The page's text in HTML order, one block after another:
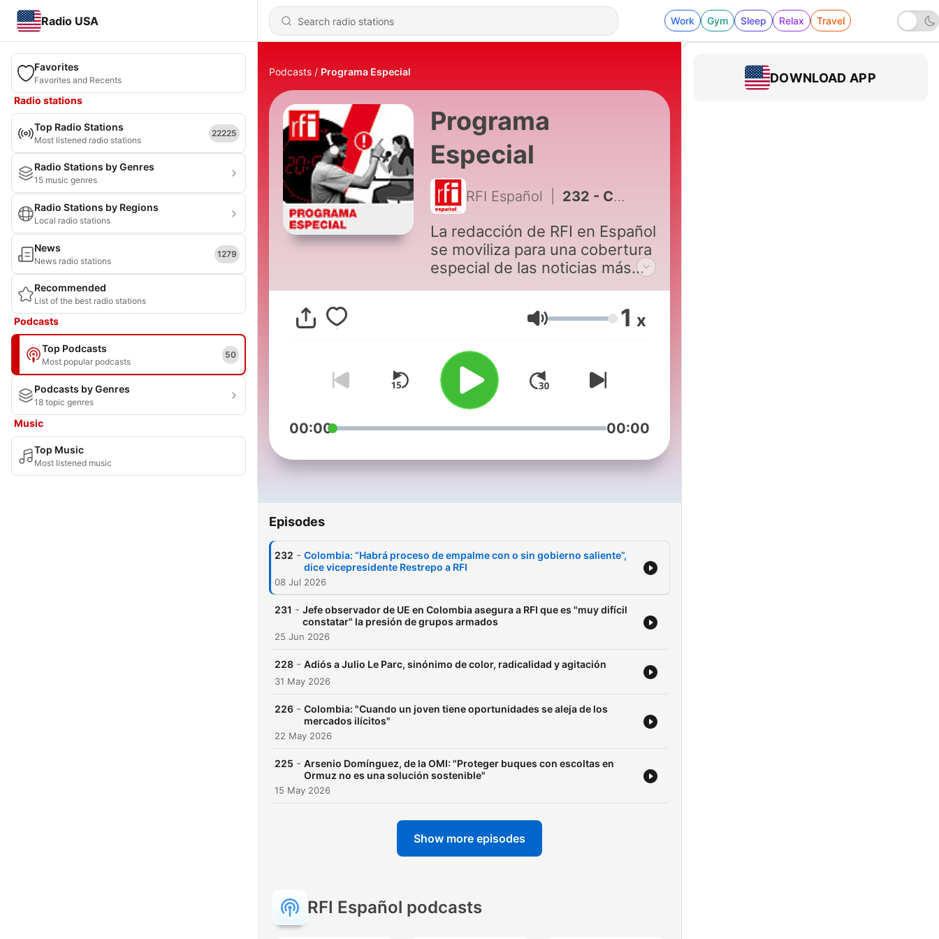
Radio USA Work Gym Sleep Relax Travel
Favorites
Favorites and Recents
Radio stations
Top Radio Stations
Most listened radio stations
22225
Radio Stations by Genres
15 music genres
Radio Stations by Regions
Local radio stations
News
News radio stations
1279
Recommended
List of the best radio stations
Podcasts
Top Podcasts
Most popular podcasts
50
Podcasts by Genres
18 topic genres
Music
Top Music
Most listened music
Podcasts Programa Especial
Programa
Especial
RFI Español 232 - Colombia: “Habrá proceso de empalme con o sin gobierno saliente”, dice vicepresidente Restrepo a RFI
La redacción de RFI en Español
se moviliza para una cobertura
especial de las noticias más
Volume 1 x
00:00 00:00
Episodes
232 - Colombia: “Habrá proceso de empalme con o sin gobierno saliente”,
dice vicepresidente Restrepo a RFI
08 Jul 2026
231 - Jefe observador de UE en Colombia asegura a RFI que es "muy difícil
constatar" la presión de grupos armados
25 Jun 2026
228 - Adiós a Julio Le Parc, sinónimo de color, radicalidad y agitación
31 May 2026
226 - Colombia: "Cuando un joven tiene oportunidades se aleja de los
mercados ilícitos"
22 May 2026
225 - Arsenio Domínguez, de la OMI: "Proteger buques con escoltas en
Ormuz no es una solución sostenible"
15 May 2026
Show more episodes
RFI Español podcasts
DOWNLOAD APP